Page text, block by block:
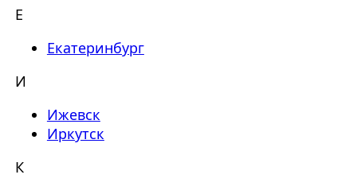
Е
Екатеринбург
И
Ижевск
Иркутск
К